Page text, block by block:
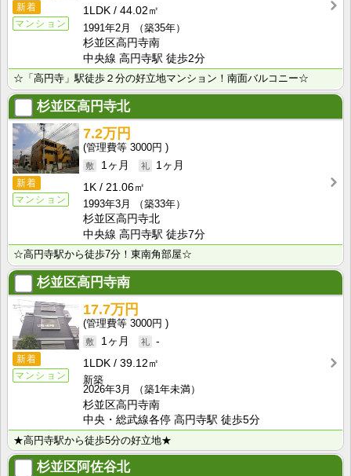
新着
マンション
1LDK
44.02㎡
1991年2月
（築35年）
杉並区高円寺南
中央線 高円寺駅 徒歩2分
☆「高円寺」駅徒歩２分の好立地マンション！南面バルコニー☆
杉並区高円寺北
新着
マンション
7.2万円
3000円
1ヶ月
1ヶ月
1K
21.06㎡
1993年3月
（築33年）
杉並区高円寺北
中央線 高円寺駅 徒歩7分
☆高円寺駅から徒歩7分！東南角部屋☆
杉並区高円寺南
新着
マンション
17.7万円
3000円
1ヶ月
-
1LDK
39.12㎡
新築
2026年3月
（築1年未満）
杉並区高円寺南
中央・総武線各停 高円寺駅 徒歩5分
★高円寺駅から徒歩5分の好立地★
杉並区阿佐谷北